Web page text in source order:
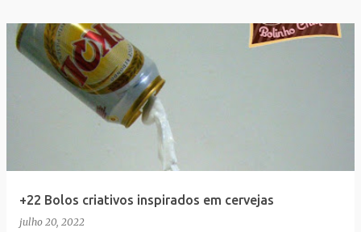
+22 Bolos criativos inspirados em cervejas
julho 20, 2022